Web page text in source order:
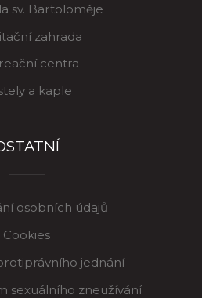
sv. Bartoloměje
zahrada
centra
a kaple
osobních údajů
Cookies
jednání
sexuálního zneužívání